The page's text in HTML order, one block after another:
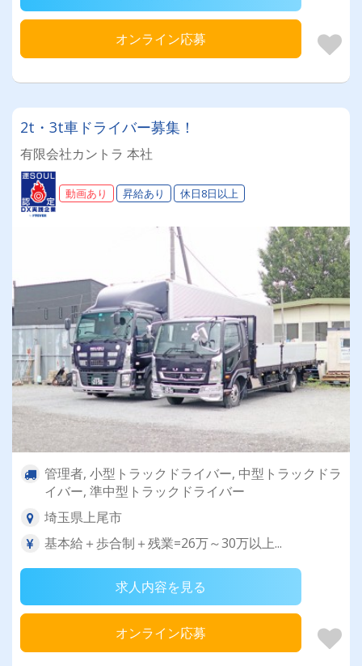
オンライン応募
2t・3t車ドライバー募集！
有限会社カントラ 本社
動画あり 昇給あり 休日8日以上
管理者, 小型トラックドライバー, 中型トラックドラ
イバー, 準中型トラックドライバー
埼玉県上尾市
基本給＋歩合制＋残業=26万～30万以上...
求人内容を見る
オンライン応募